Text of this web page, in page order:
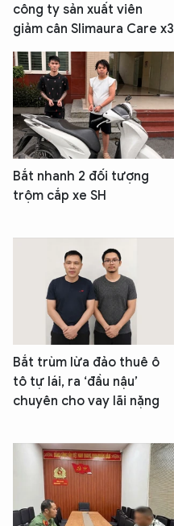
công ty sản xuất viên
giảm cân Slimaura Care x3
Bắt nhanh 2 đối tượng
trộm cắp xe SH
Bắt trùm lừa đảo thuê ô
tô tự lái, ra ‘đầu nậu’
chuyên cho vay lãi nặng